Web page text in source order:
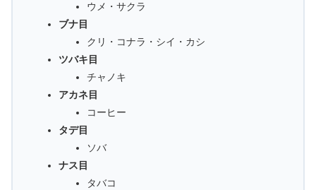
ウメ・サクラ
ブナ目
クリ・コナラ・シイ・カシ
ツバキ目
チャノキ
アカネ目
コーヒー
タデ目
ソバ
ナス目
タバコ